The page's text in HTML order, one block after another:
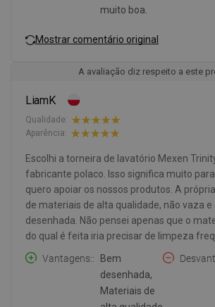
muito boa.
Mostrar comentário original
A avaliação diz respeito a este
LiamK
Qualidade:
Aparência:
Escolhi a torneira de lavatório Mexen
fabricante polaco. Isso significa muito
quero apoiar os nossos produtos. A
de materiais de alta qualidade, não vaza e
desenhada. Não pensei apenas que o
do qual é feita iria precisar de limpeza
Vantagens:
Bem
desenhada,
Materiais de